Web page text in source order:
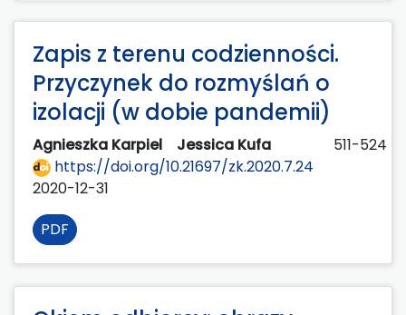
Zapis z terenu codzienności.
Przyczynek do rozmyślań o
izolacji (w dobie pandemii)
Agnieszka Karpiel Jessica Kufa
511-524
https://doi.org/10.21697/zk.2020.7.24
2020-12-31
PDF